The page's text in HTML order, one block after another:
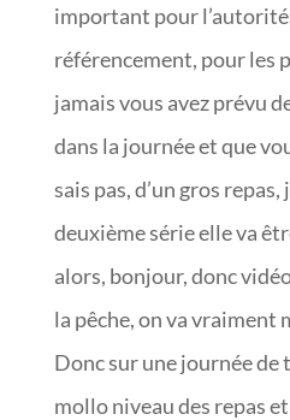
important pour
référencement, pour les
jamais vous avez prévu
dans la journée et que
sais pas, d’un gros repas,
deuxième série elle va
alors, bonjour, donc
la pêche, on va vraiment
Donc sur une journée de
mollo niveau des repas